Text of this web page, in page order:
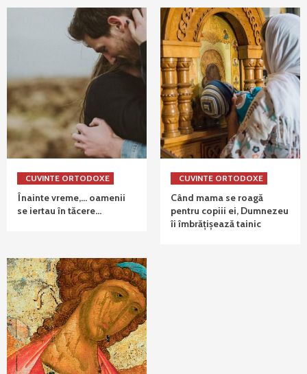
CUVINTE ORTODOXE
Înainte vreme,… oamenii
se iertau în tăcere…
CUVINTE ORTODOXE
Când mama se roagă
pentru copiii ei, Dumnezeu
îi îmbrățișează tainic